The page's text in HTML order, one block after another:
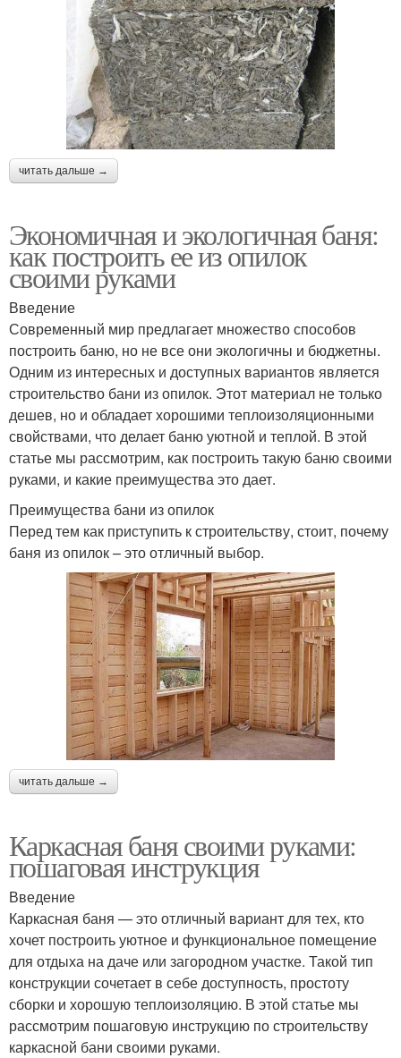
читать дальше →
Экономичная и экологичная баня:
как построить ее из опилок
своими руками
Введение
Современный мир предлагает множество способов
построить баню, но не все они экологичны и бюджетны.
Одним из интересных и доступных вариантов является
строительство бани из опилок. Этот материал не только
дешев, но и обладает хорошими теплоизоляционными
свойствами, что делает баню уютной и теплой. В этой
статье мы рассмотрим, как построить такую баню своими
руками, и какие преимущества это дает.
Преимущества бани из опилок
Перед тем как приступить к строительству, стоит, почему
баня из опилок – это отличный выбор.
читать дальше →
Каркасная баня своими руками:
пошаговая инструкция
Введение
Каркасная баня — это отличный вариант для тех, кто
хочет построить уютное и функциональное помещение
для отдыха на даче или загородном участке. Такой тип
конструкции сочетает в себе доступность, простоту
сборки и хорошую теплоизоляцию. В этой статье мы
рассмотрим пошаговую инструкцию по строительству
каркасной бани своими руками.